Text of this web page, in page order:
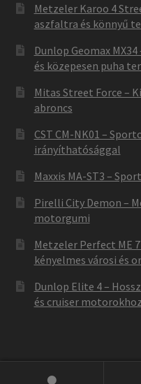
Metzeler Karoo 4
aszfaltra és könnyű
Dunlop Geomax
és közepesen puha
Mitas Street Force –
abroncs
CST CM-NK01 –
irányíthatósággal
Maxxis MA-ST3 –
Pirelli City Demon –
motorgumi
Metzeler Perfect ME
kényelmes városi és
Dunlop Elite 4 –
és cruiser motorokhoz